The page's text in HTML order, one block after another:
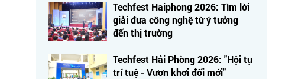
Techfest Haiphong 2026: Tìm lời
giải đưa công nghệ từ ý tưởng
đến thị trường
Techfest Hải Phòng 2026: "Hội tụ
trí tuệ - Vươn khơi đổi mới"